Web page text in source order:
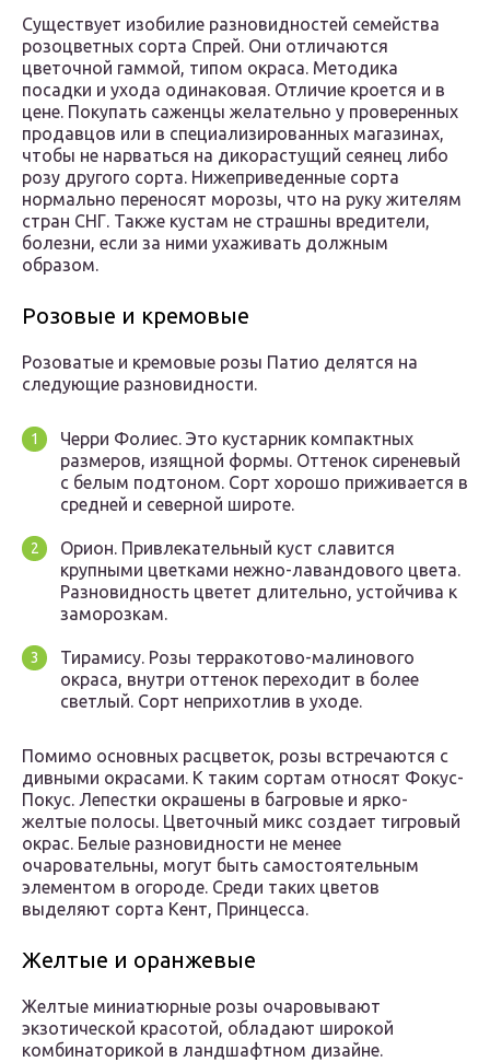
Существует изобилие разновидностей семейства
розоцветных сорта Спрей. Они отличаются
цветочной гаммой, типом окраса. Методика
посадки и ухода одинаковая. Отличие кроется и в
цене. Покупать саженцы желательно у проверенных
продавцов или в специализированных магазинах,
чтобы не нарваться на дикорастущий сеянец либо
розу другого сорта. Нижеприведенные сорта
нормально переносят морозы, что на руку жителям
стран СНГ. Также кустам не страшны вредители,
болезни, если за ними ухаживать должным
образом.
Розовые и кремовые
Розоватые и кремовые розы Патио делятся на
следующие разновидности.
Черри Фолиес. Это кустарник компактных
размеров, изящной формы. Оттенок сиреневый
с белым подтоном. Сорт хорошо приживается в
средней и северной широте.
Орион. Привлекательный куст славится
крупными цветками нежно-лавандового цвета.
Разновидность цветет длительно, устойчива к
заморозкам.
Тирамису. Розы терракотово-малинового
окраса, внутри оттенок переходит в более
светлый. Сорт неприхотлив в уходе.
Помимо основных расцветок, розы встречаются с
дивными окрасами. К таким сортам относят Фокус-
Покус. Лепестки окрашены в багровые и ярко-
желтые полосы. Цветочный микс создает тигровый
окрас. Белые разновидности не менее
очаровательны, могут быть самостоятельным
элементом в огороде. Среди таких цветов
выделяют сорта Кент, Принцесса.
Желтые и оранжевые
Желтые миниатюрные розы очаровывают
экзотической красотой, обладают широкой
комбинаторикой в ландшафтном дизайне.